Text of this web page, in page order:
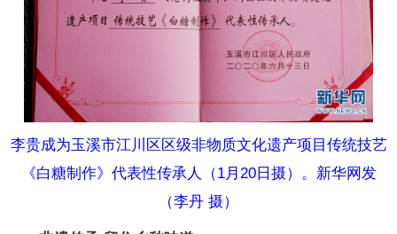
李贵成为玉溪市江川区区级非物质文化遗产项目传统技艺
《白糖制作》代表性传承人（1月20日摄）。新华网发
（李丹 摄）